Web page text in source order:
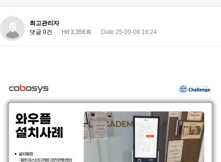
최고관리자
댓글 0건
Hit 3,356회 Date 25-09-08 16:24